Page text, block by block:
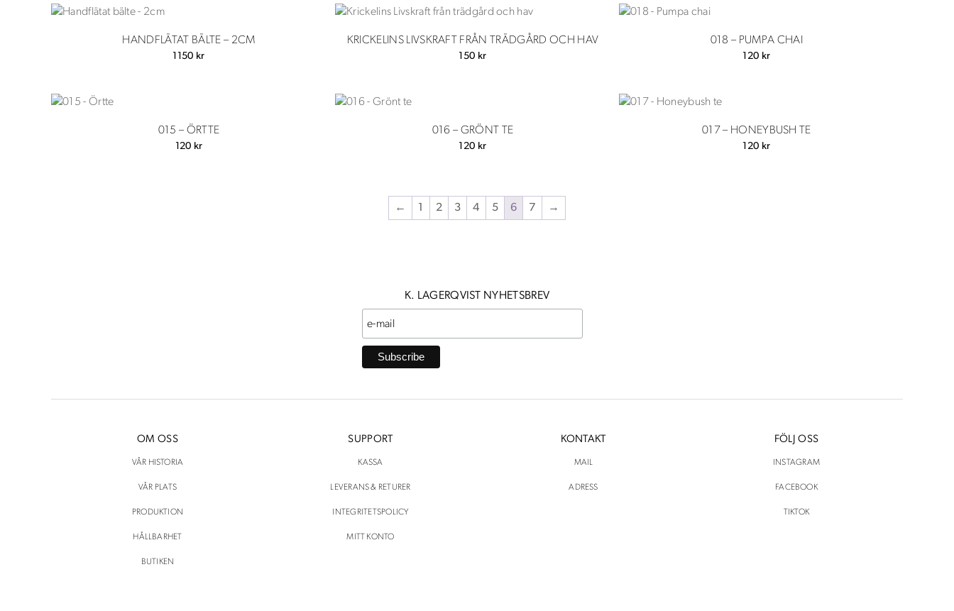
HANDFLÄTAT BÄLTE – 2CM
1150 kr
KRICKELINS LIVSKRAFT FRÅN TRÄDGÅRD OCH HAV
150 kr
018 – PUMPA CHAI
120 kr
015 – ÖRTTE
120 kr
016 – GRÖNT TE
120 kr
017 – HONEYBUSH TE
120 kr
← 2 3 4 5 6 7 →
K. LAGERQVIST NYHETSBREV
OM OSS
VÅR HISTORIA
VÅR PLATS
PRODUKTION
HÅLLBARHET
BUTIKEN
SUPPORT
KASSA
LEVERANS & RETURER
INTEGRITETSPOLICY
MITT KONTO
KONTAKT
MAIL
ADRESS
FÖLJ OSS
INSTAGRAM
FACEBOOK
TIKTOK